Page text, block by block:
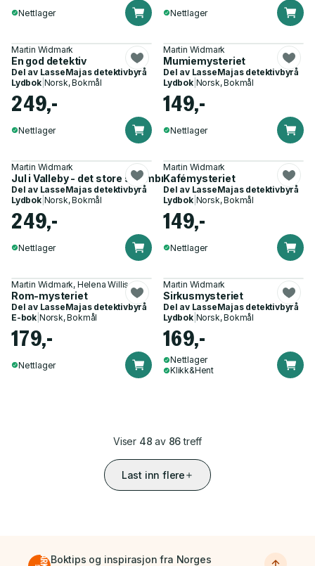
Nettlager Nettlager
Martin Widmark
En god detektiv
Del av LasseMajas detektivbyrå
Lydbok| Norsk, Bokmål
249,-
Nettlager
Martin Widmark
Mumiemysteriet
Del av LasseMajas detektivbyrå
Lydbok| Norsk, Bokmål
149,-
Nettlager
Martin Widmark
Jul i Valleby - det store strømbruddet
Del av LasseMajas detektivbyrå
Lydbok| Norsk, Bokmål
249,-
Nettlager
Martin Widmark
Kafémysteriet
Del av LasseMajas detektivbyrå
Lydbok| Norsk, Bokmål
149,-
Nettlager
Martin Widmark, Helena Willis
Rom-mysteriet
Del av LasseMajas detektivbyrå
E-bok Norsk, Bokmål
179,-
Nettlager
Martin Widmark
Sirkusmysteriet
Del av LasseMajas detektivbyrå
Lydbok| Norsk, Bokmål
169,-
Nettlager
Klikk&Hent
Viser 48 av 86treff
Last inn flere
Boktips og inspirasjon fra Norges